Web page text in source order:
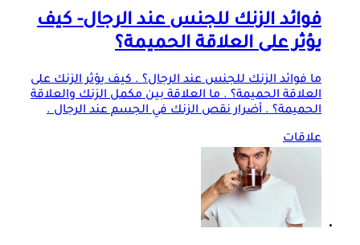
فوائد الزنك للجنس عند الرجال- كيف
يؤثر على العلاقة الحميمة؟
ما فوائد الزنك للجنس عند الرجال؟ . كيف يؤثر الزنك على
العلاقة الحميمة؟ . ما العلاقة بين مكمل الزنك والعلاقة
الحميمة؟ . أضرار نقص الزنك في الجسم عند الرجال .
علاقات